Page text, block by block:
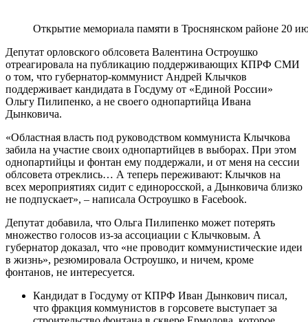
Открытие мемориала памяти в Троснянском районе 20
Депутат орловского облсовета Валентина Остроушко
отреагировала на публикацию поддерживающих КПРФ СМИ
о том, что губернатор-коммунист Андрей Клычков
поддерживает кандидата в Госдуму от «Единой России»
Ольгу Пилипенко, а не своего однопартийца Ивана
Дынковича.
«Областная власть под руководством коммуниста Клычкова
забила на участие своих однопартийцев в выборах. При этом
однопартийцы и фонтан ему поддержали, и от меня на сессии
облсовета отреклись… А теперь переживают: Клычков на
всех мероприятиях сидит с единоросской, а Дынковича близко
не подпускает», – написала Остроушко в Facebook.
Депутат добавила, что Ольга Пилипенко может потерять
множество голосов из-за ассоциации с Клычковым. А
губернатор доказал, что «не проводит коммунистические идеи
в жизнь», резюмировала Остроушко, и ничем, кроме
фонтанов, не интересуется.
Кандидат в Госдуму от КПРФ Иван Дынкович писал,
что фракция коммунистов в горсовете выступает за